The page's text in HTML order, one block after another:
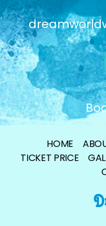
HOME
TICKET PRICE